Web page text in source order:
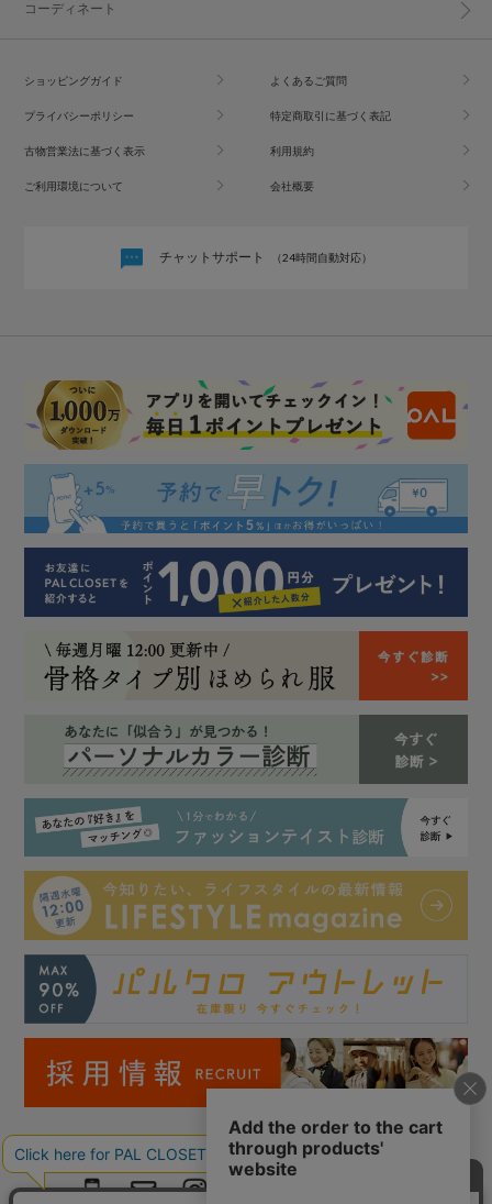
コーディネート
ショッピングガイド よくあるご質問
プライバシーポリシー 特定商取引に基づく表記
古物営業法に基づく表示 利用規約
ご利用環境について 会社概要
チャットサポート （24時間自動対応）